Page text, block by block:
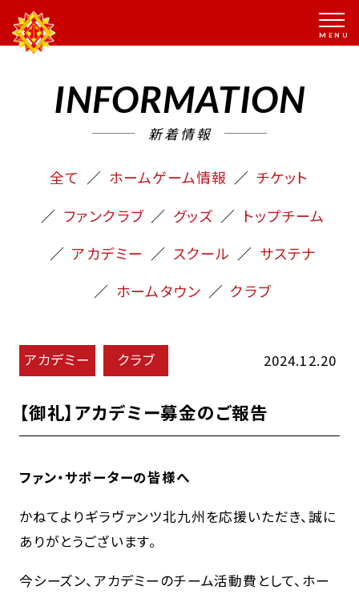
INFORMATION
新着情報
全て ホームゲーム情報
チケット
ファンクラブ
グッズ
トップチーム
アカデミー
スクール
サステナ
ホームタウン
クラブ
アカデミー クラブ 2024.12.20
【御礼】アカデミー募金のご報告
ファン・サポーターの皆様へ
かねてよりギラヴァンツ北九州を応援いただき、誠に
ありがとうございます。
今シーズン、アカデミーのチーム活動費として、ホー